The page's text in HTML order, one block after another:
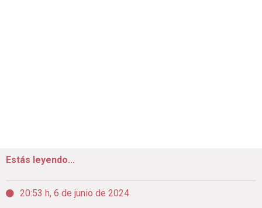
Estás leyendo...
20:53 h, 6 de junio de 2024